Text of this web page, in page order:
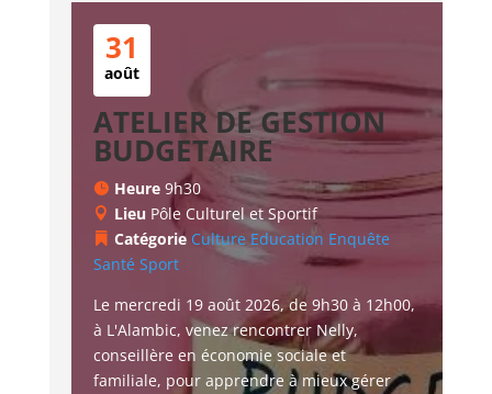
31
août
ATELIER DE GESTION
BUDGETAIRE
Heure 9h30
Lieu Pôle Culturel et Sportif
Catégorie Culture Education Enquête
Santé Sport
Le mercredi 19 août 2026, de 9h30 à 12h00,
à L'Alambic, venez rencontrer Nelly,
conseillère en économie sociale et
familiale, pour apprendre à mieux gérer